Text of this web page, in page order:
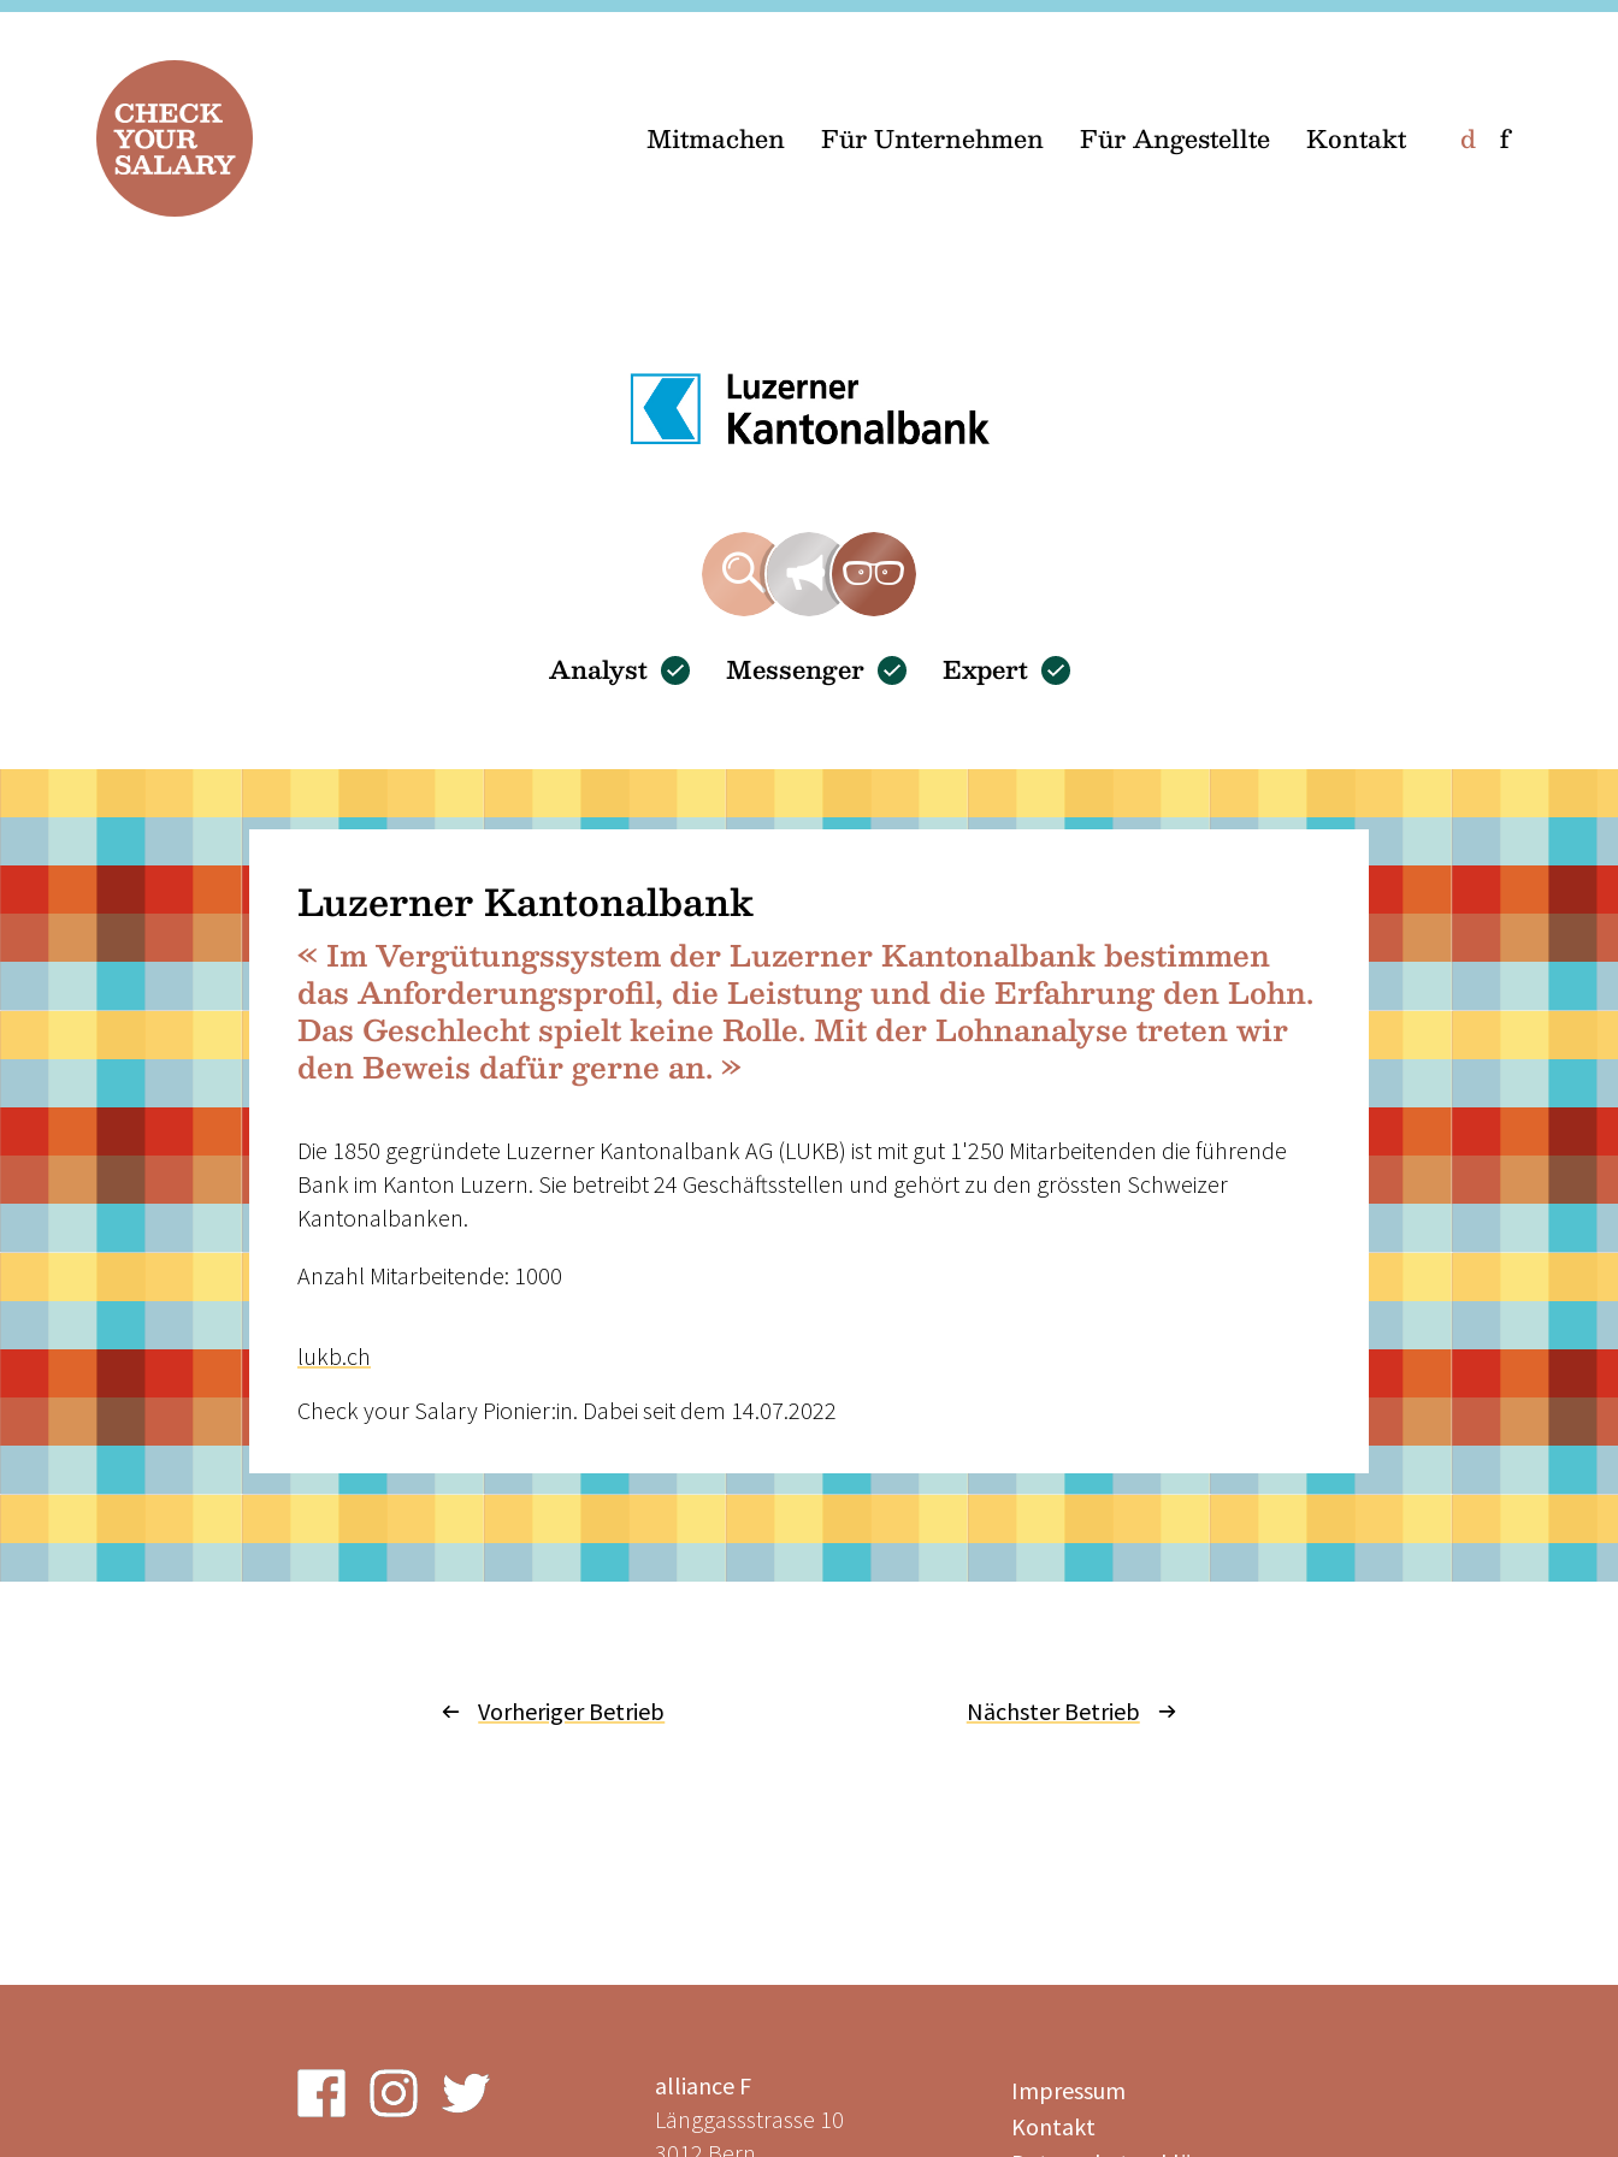
Mitmachen Für Unternehmen Für Angestellte Kontakt d f
Analyst Messenger Expert
Luzerner Kantonalbank
« Im Vergütungssystem der Luzerner Kantonalbank bestimmen
das Anforderungsprofil, die Leistung und die Erfahrung den Lohn.
Das Geschlecht spielt keine Rolle. Mit der Lohnanalyse treten wir
den Beweis dafür gerne an. »
Die 1850 gegründete Luzerner Kantonalbank AG (LUKB) ist mit gut 1'250 Mitarbeitenden die führende
Bank im Kanton Luzern. Sie betreibt 24 Geschäftsstellen und gehört zu den grössten Schweizer
Kantonalbanken.
Anzahl Mitarbeitende: 1000
lukb.ch
Check your Salary Pionier:in. Dabei seit dem 14.07.2022
Vorheriger Betrieb Nächster Betrieb
alliance F
Länggassstrasse 10
Impressum
Kontakt